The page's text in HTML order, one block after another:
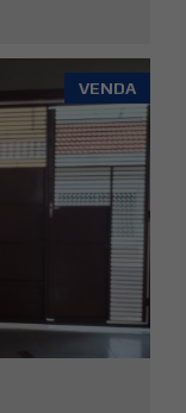
VENDA